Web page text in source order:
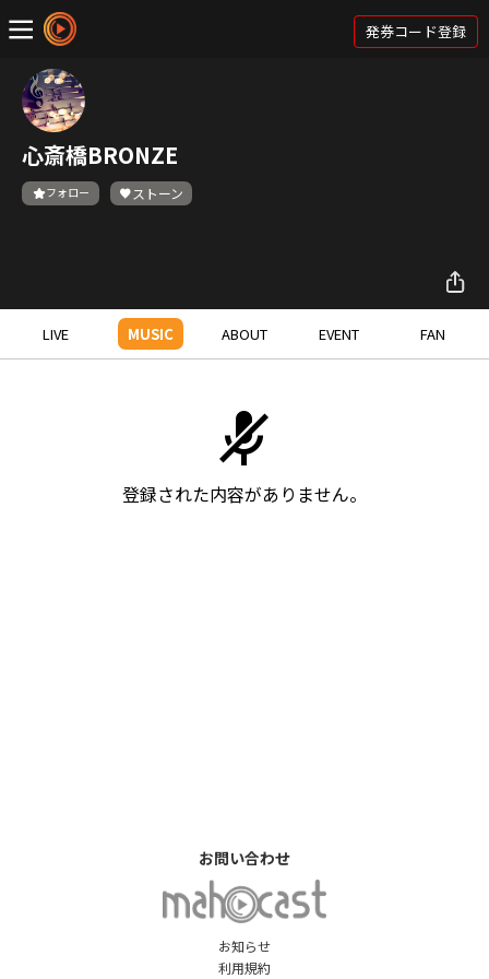
発券コード登録
心斎橋BRONZE
フォロー ストーン
LIVE MUSIC ABOUT EVENT FAN
登録された内容がありません。
お知らせ
利用規約
お問い合わせ